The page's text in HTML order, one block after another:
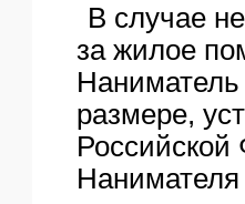
В случае
за жилое
размере,
Российской